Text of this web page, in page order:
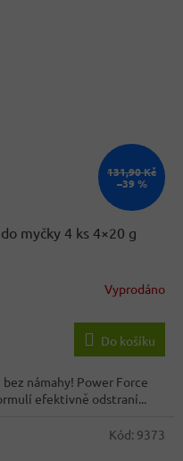
131,90 Kč
–39 %
myčky 4 ks 4×20 g
Vyprodáno
Do košíku
námahy! Power Force
efektivně odstraní...
Kód: 9373